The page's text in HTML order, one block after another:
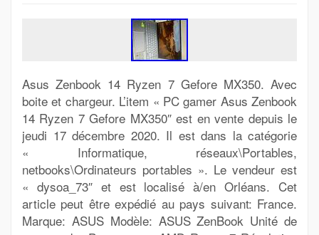
Asus Zenbook 14 Ryzen 7 Gefore MX350. Avec
boite et chargeur. L’item « PC gamer Asus Zenbook
14 Ryzen 7 Gefore MX350″ est en vente depuis le
jeudi 17 décembre 2020. Il est dans la catégorie
« Informatique, réseaux\Portables,
netbooks\Ordinateurs portables ». Le vendeur est
« dysoa_73″ et est localisé à/en Orléans. Cet
article peut être expédié au pays suivant: France.
Marque: ASUS Modèle: ASUS ZenBook Unité de